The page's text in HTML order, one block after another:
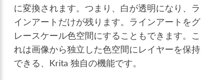
に変換されます。つまり、白が透明になり、ラ
インアートだけが残ります。ラインアートをグ
レースケール色空間にすることもできます。こ
れは画像から独立した色空間にレイヤーを保持
できる、Krita 独自の機能です。